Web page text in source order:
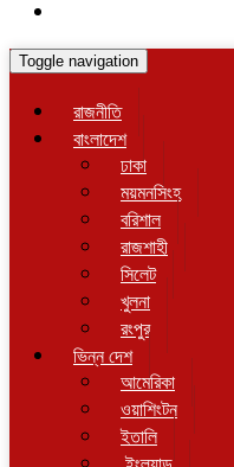
Toggle navigation
রাজনীতি
বাংলাদেশ
ঢাকা
ময়মনসিংহ
বরিশাল
রাজশাহী
সিলেট
খুলনা
রংপুর
ভিন্ন দেশ
আমেরিকা
ওয়াশিংটন
ইতালি